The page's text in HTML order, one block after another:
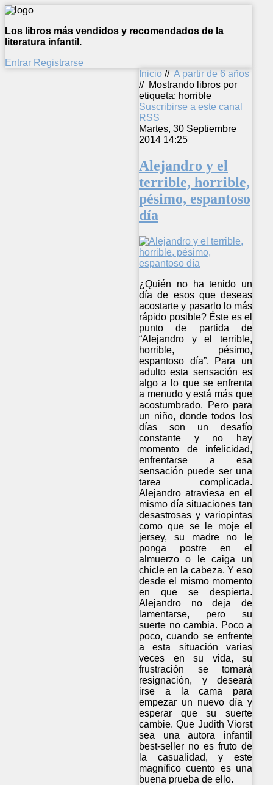
Los libros más vendidos y recomendados de la
literatura infantil.
Entrar Registrarse
Inicio // A partir de 6 años
// Mostrando libros por
etiqueta: horrible
Suscribirse a este canal
RSS
Martes, 30 Septiembre
2014 14:25
Alejandro y el
terrible, horrible,
pésimo, espantoso
día
¿Quién no ha tenido un
día de esos que deseas
acostarte y pasarlo lo más
rápido posible? Éste es el
punto de partida de
“Alejandro y el terrible,
horrible, pésimo,
espantoso día”. Para un
adulto esta sensación es
algo a lo que se enfrenta
a menudo y está más que
acostumbrado. Pero para
un niño, donde todos los
días son un desafío
constante y no hay
momento de infelicidad,
enfrentarse a esa
sensación puede ser una
tarea complicada.
Alejandro atraviesa en el
mismo día situaciones tan
desastrosas y variopintas
como que se le moje el
jersey, su madre no le
ponga postre en el
almuerzo o le caiga un
chicle en la cabeza. Y eso
desde el mismo momento
en que se despierta.
Alejandro no deja de
lamentarse, pero su
suerte no cambia. Poco a
poco, cuando se enfrente
a esta situación varias
veces en su vida, su
frustración se tornará
resignación, y deseará
irse a la cama para
empezar un nuevo día y
esperar que su suerte
cambie. Que Judith Viorst
sea una autora infantil
best-seller no es fruto de
la casualidad, y este
magnífico cuento es una
buena prueba de ello.